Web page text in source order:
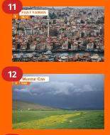
11
12